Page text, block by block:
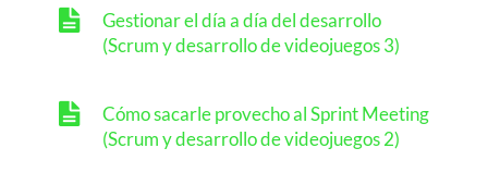
Gestionar el día a día del desarrollo
(Scrum y desarrollo de videojuegos 3)
Cómo sacarle provecho al Sprint Meeting
(Scrum y desarrollo de videojuegos 2)